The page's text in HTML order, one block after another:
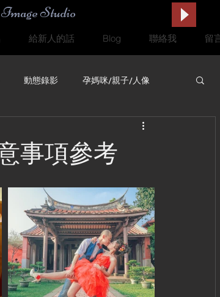
Studio
給新人的話 Blog 聯絡我 留
動態錄影 孕媽咪/親子/人像
事項參考